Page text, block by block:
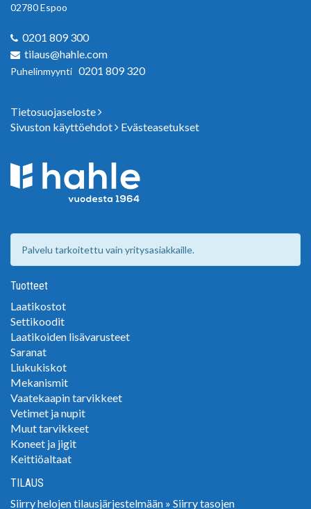
02780 Espoo
0201 809 300
tilaus@hahle.com
Puhelinmyynti 0201 809 320
Tietosuojaseloste
Sivuston käyttöehdot
Evästeasetukset
Palvelu tarkoitettu vain yritysasiakkaille.
Tuotteet
Laatikostot
Settikoodit
Laatikoiden lisävarusteet
Saranat
Liukukiskot
Mekanismit
Vaatekaapin tarvikkeet
Vetimet ja nupit
Muut tarvikkeet
Koneet ja jigit
Keittiöaltaat
TILAUS
Siirry helojen tilausjärjestelmään » Siirry tasojen